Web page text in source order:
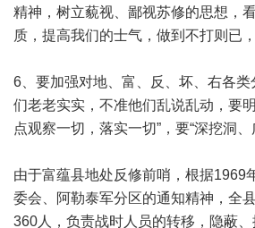
精神，树立藐视、鄙视苏修的思想，
质，提高我们的士气，做到不打则已
6、要加强对地、富、反、坏、右各
们老老实实，不准他们乱说乱动，要
点观察一切，落实一切”，要“深挖洞、
由于富蕴县地处反修前哨，根据1969
委会、阿勒泰军分区的通知精神，全
360人，负责战时人员的转移，隐蔽、